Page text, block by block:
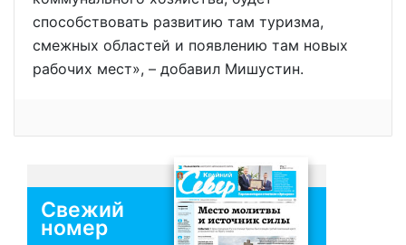
способствовать развитию там туризма,
смежных областей и появлению там новых
рабочих мест», – добавил Мишустин.
Свежий
номер